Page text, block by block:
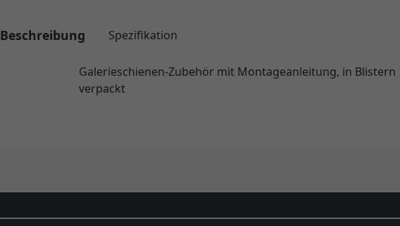
Beschreibung Spezifikation
Galerieschienen-Zubehör mit Montageanleitung, in Blistern
verpackt